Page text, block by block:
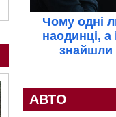
Чому одні
наодинці, а
знайшли
АВТО